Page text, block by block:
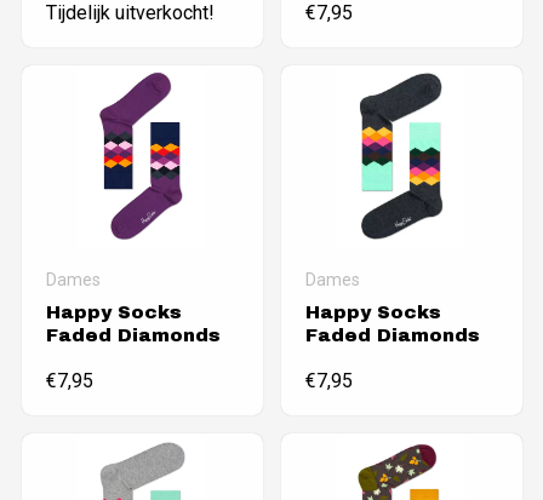
Tijdelijk uitverkocht! €7,95
Dames
Happy Socks
Faded Diamonds
€7,95
Dames
Happy Socks
Faded Diamonds
€7,95